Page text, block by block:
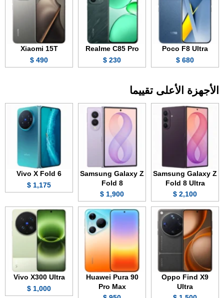
Poco F8 Ultra
680 $
Realme C85 Pro
230 $
Xiaomi 15T
490 $
الأجهزة الأعلى تقييما
Samsung Galaxy Z
Fold 8 Ultra
2,100 $
Samsung Galaxy Z
Fold 8
1,900 $
Vivo X Fold 6
1,175 $
Oppo Find X9
Ultra
Huawei Pura 90
Pro Max
Vivo X300 Ultra
1,000 $